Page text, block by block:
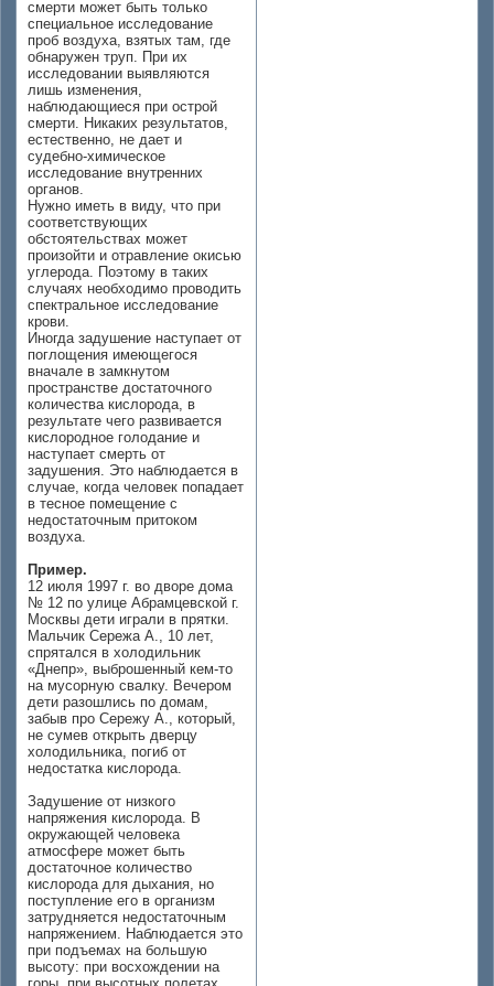
смерти может быть только
специальное исследование
проб воздуха, взятых там, где
обнаружен труп. При их
исследовании выявляются
лишь изменения,
наблюдающиеся при острой
смерти. Никаких результатов,
естественно, не дает и
судебно-химическое
исследование внутренних
органов.
Нужно иметь в виду, что при
соответствующих
обстоятельствах может
произойти и отравление окисью
углерода. Поэтому в таких
случаях необходимо проводить
спектральное исследование
крови.
Иногда задушение наступает от
поглощения имеющегося
вначале в замкнутом
пространстве достаточного
количества кислорода, в
результате чего развивается
кислородное голодание и
наступает смерть от
задушения. Это наблюдается в
случае, когда человек попадает
в тесное помещение с
недостаточным притоком
воздуха.
Пример.
12 июля 1997 г. во дворе дома
№ 12 по улице Абрамцевской г.
Москвы дети играли в прятки.
Мальчик Сережа А., 10 лет,
спрятался в холодильник
«Днепр», выброшенный кем-то
на мусорную свалку. Вечером
дети разошлись по домам,
забыв про Сережу А., который,
не сумев открыть дверцу
холодильника, погиб от
недостатка кислорода.
Задушение от низкого
напряжения кислорода. В
окружающей человека
атмосфере может быть
достаточное количество
кислорода для дыхания, но
поступление его в организм
затрудняется недостаточным
напряжением. Наблюдается это
при подъемах на большую
высоту: при восхождении на